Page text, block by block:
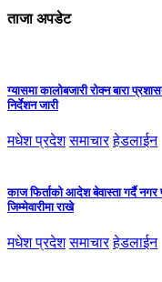
ताजा अपडेट
ग्यासमा कालोबजारी रोक्न बारा
निर्देशन जारी
मधेश प्रदेश समाचार हेडलाईन
काज फिर्ताको आदेश बेवास्ता गर्दै
जिम्मेवारीमा राखे
मधेश प्रदेश समाचार हेडलाईन